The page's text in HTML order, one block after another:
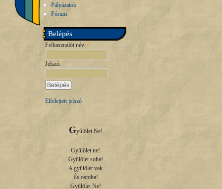
Pályázatok
Fórum
Belépés
Felhasználói név: *
Jelszó: *
Elfelejtett jelszó
Gyűlölet Ne!
Gyűlölet ne!
Gyűlölet soha!
A gyűlölet vak
És ostoba!
Gyűlölet Ne!